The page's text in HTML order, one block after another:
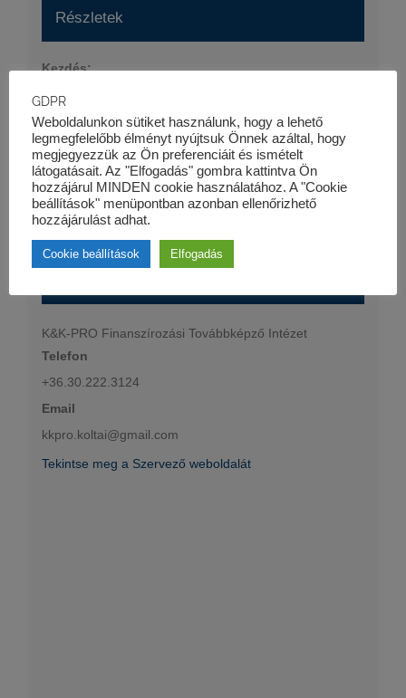
Részletek
Kezdés:
2016-11-22
Vége:
2016-11-23
Esemény kategória:
Szaktanfolyamok
K&K-PRO Finanszírozási Továbbképző Intézet
Telefon
+36.30.222.3124
Email
kkpro.koltai@gmail.com
Tekintse meg a Szervező weboldalát
GDPR
Weboldalunkon sütiket használunk, hogy a lehető
legmegfelelőbb élményt nyújtsuk Önnek azáltal, hogy
megjegyezzük az Ön preferenciáit és ismételt
látogatásait. Az "Elfogadás" gombra kattintva Ön
hozzájárul MINDEN cookie használatához. A "Cookie
beállítások" menüpontban azonban ellenőrizhető
hozzájárulást adhat.
Cookie beállítások Elfogadás